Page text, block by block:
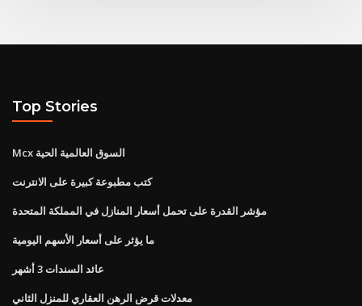
Top Stories
Mcx السوق العالمية الحية
كتب مطبوعة كبيرة على الانترنت
مؤشر القدرة على تحمل أسعار المنازل في المملكة المتحدة
ما يؤثر على أسعار الأسهم اليومية
عائد السندات 3 أشهر
معدلات قرض الرهن العقاري للمنزل الثاني